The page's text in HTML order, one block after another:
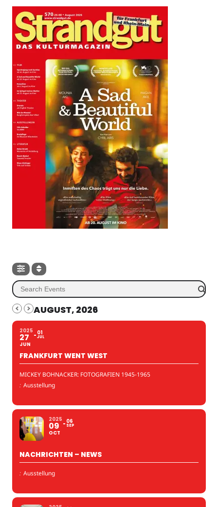
AUGUST, 2026
2025
27
JUN
01
JUL
FRANKFURT WENT WEST
MICKEY BOHNACKER: FOTOGRAFIEN 1945-1965
: Ausstellung
2025
09
OCT
06
SEP
NACHRICHTEN – NEWS
: Ausstellung